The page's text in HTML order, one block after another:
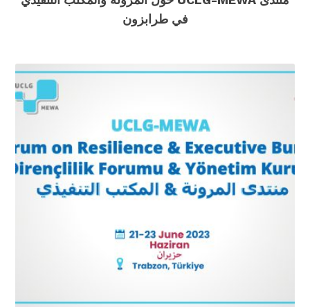
في طرابزون